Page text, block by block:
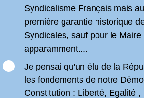
Syndicalisme Français mais
première garantie historique
Syndicales, sauf pour le
apparamment....
Je pensai qu'un élu de la
les fondements de notre
Constitution : Liberté, Egalité ,